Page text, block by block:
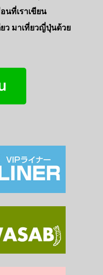
นที่เราเขียน
ว มาเที่ยวญี่ปุ่นด้วย